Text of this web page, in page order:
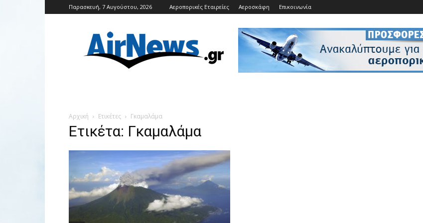
Παρασκευή, 7 Αυγούστου, 2026 Αεροπορικές Εταιρείες Αεροσκάφη Επικοινωνία
Αρχική Ετικέτες Γκαμαλάμα
Ετικέτα: Γκαμαλάμα